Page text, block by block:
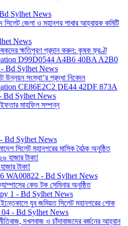
সিলেট জেলা ও মহানগর শাখার আহ্বায়ক কমিটি
ক্ষতিপূরণ প্রদান করুন: কৃষক ফ্রণ্ট
উন্নয়ন সংস্থা’র শ্রদ্ধা নিবেদন
ইফতার মাহফিল সম্পন্ন
সিলেট মহানগরের মাসিক বৈঠক অনুষ্ঠিত
টাকা!
কেড টক সেমিনার অনুষ্ঠিত
যুব জমিয়ত সিলেট মহানগরের শোক
দখলবাজ ও চাঁদাবাজদের বর্জনের আহ্বান